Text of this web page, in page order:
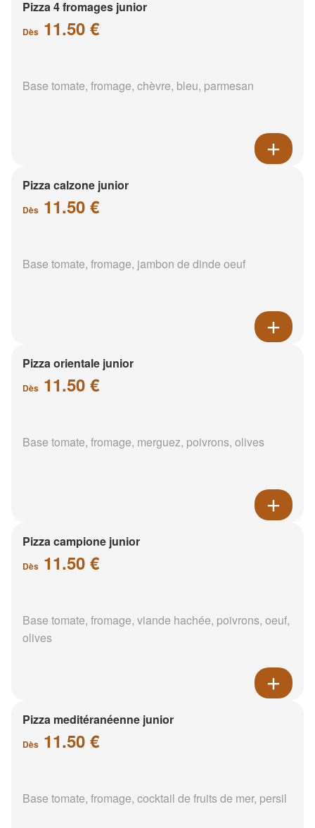
Pizza 4 fromages junior
Dès 11.50 €
Base tomate, fromage, chèvre, bleu, parmesan
Pizza calzone junior
Dès 11.50 €
Base tomate, fromage, jambon de dinde oeuf
Pizza orientale junior
Dès 11.50 €
Base tomate, fromage, merguez, poivrons, olives
Pizza campione junior
Dès 11.50 €
Base tomate, fromage, viande hachée, poivrons, oeuf,
olives
Pizza meditéranéenne junior
Dès 11.50 €
Base tomate, fromage, cocktail de fruits de mer, persil